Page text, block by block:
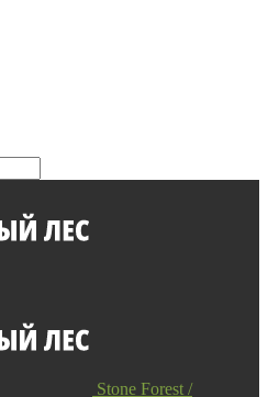
Stone Forest /